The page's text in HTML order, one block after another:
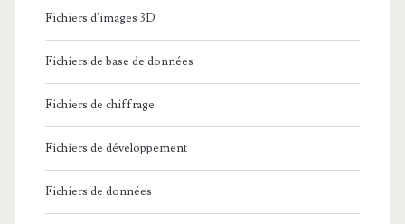
Fichiers d'images 3D
Fichiers de base de données
Fichiers de chiffrage
Fichiers de développement
Fichiers de données